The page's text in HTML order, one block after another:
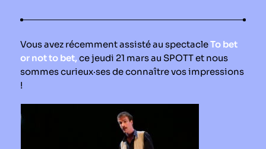
Équipe
Instances
Le périodique
Vous avez récemment assisté au spectacleTo bet
or not to bet,ce jeudi 21 mars au SPOTT et nous
sommes curieux·ses de connaître vos impressions
!